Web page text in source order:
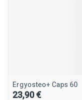
Ergyosteo+ Caps 60
23,90 €